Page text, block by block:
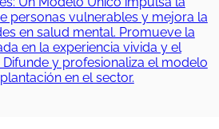
personas vulnerables y mejora la
en salud mental. Promueve la
en la experiencia vivida y el
y profesionaliza el modelo
en el sector.